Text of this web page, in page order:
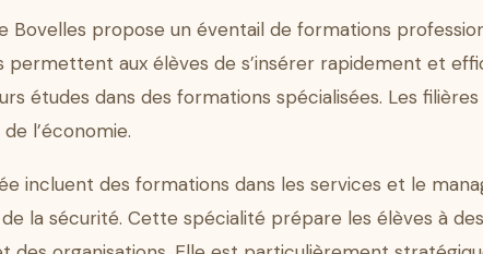
Bovelles propose un éventail de formations
permettent aux élèves de s’insérer rapidement et
études dans des formations spécialisées. Les
l’économie.
incluent des formations dans les services et le
la sécurité. Cette spécialité prépare les élèves à